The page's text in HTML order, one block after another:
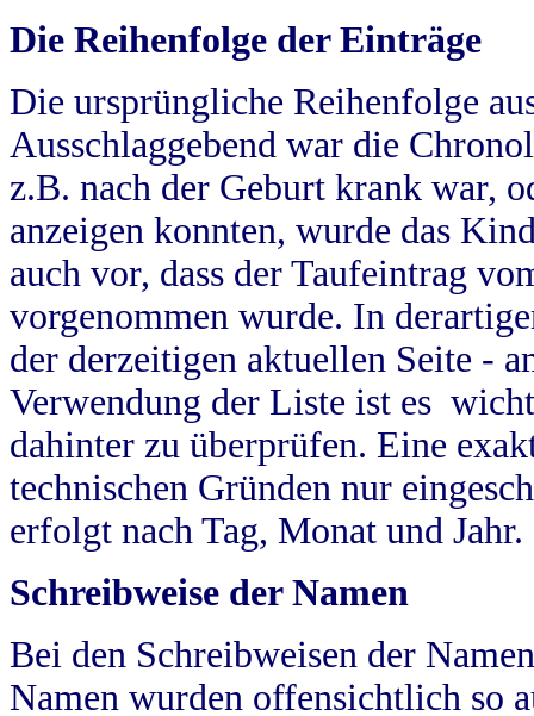
Die Reihenfolge der Einträge
Die ursprüngliche Reihenfolge
Ausschlaggebend war die
z.B. nach der Geburt krank war,
anzeigen konnten, wurde das
auch vor, dass der Taufeintrag
vorgenommen wurde. In
der derzeitigen aktuellen Seite -
Verwendung der Liste ist es
dahinter zu überprüfen. Eine
technischen Gründen nur
erfolgt nach Tag, Monat und Jahr.
Schreibweise der Namen
Bei den Schreibweisen der
Namen wurden offensichtlich so